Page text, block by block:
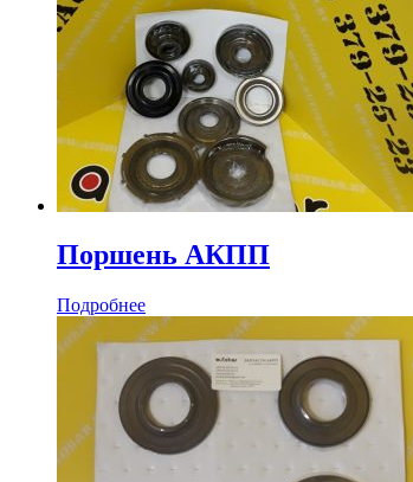
Поршень АКПП
Подробнее